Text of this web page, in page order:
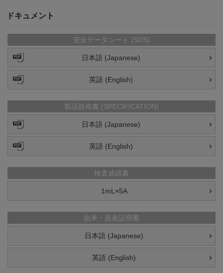
ドキュメント
安全データシート (SDS)
日本語 (Japanese)
英語 (English)
製品規格書 (SPECIFICATION)
日本語 (Japanese)
英語 (English)
検査成績書
1mL×5A
由来・原産証明書
日本語 (Japanese)
英語 (English)